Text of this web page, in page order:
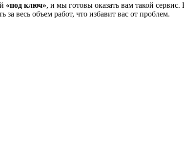
«под ключ», и мы готовы оказать вам такой
весь объем работ, что избавит вас от проблем.